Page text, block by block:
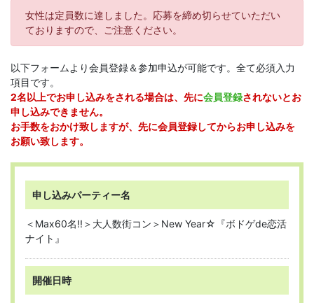
女性は定員数に達しました。応募を締め切らせていただい
ておりますので、ご注意ください。
以下フォームより会員登録＆参加申込が可能です。全て必須入力
項目です。
2名以上でお申し込みをされる場合は、先に会員登録されないとお
申し込みできません。
お手数をおかけ致しますが、先に会員登録してからお申し込みを
お願い致します。
申し込みパーティー名
＜Max60名!!＞大人数街コン＞New Year☆『ボドゲde恋活
ナイト』
開催日時